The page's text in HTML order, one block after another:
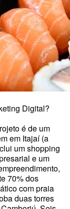
Digital?
é de um
em Itajaí (a
um shopping
e um
70% dos
com praia
duas torres